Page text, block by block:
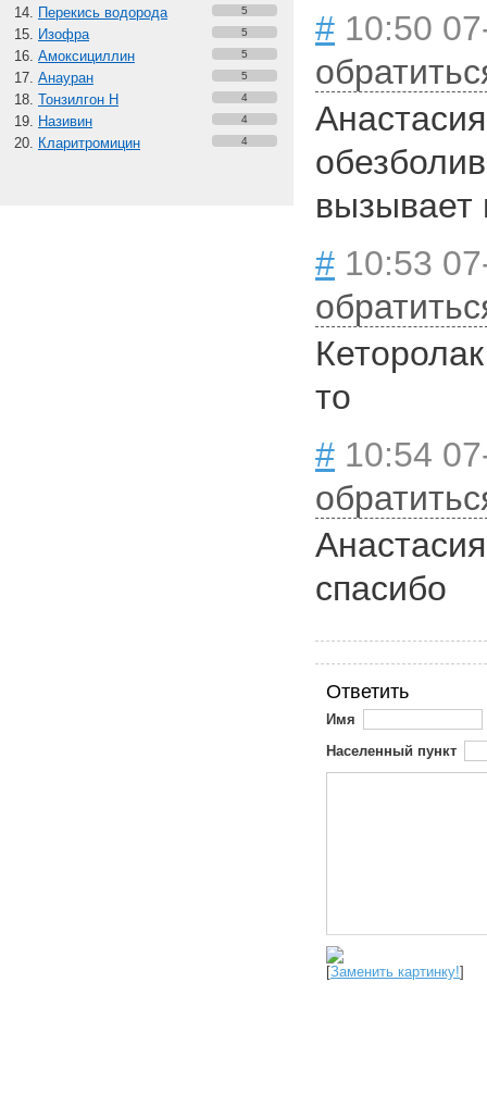
Перекись водорода 5
Изофра 5
Амоксициллин 5
Анауран 5
Тонзилгон Н 4
Називин 4
Кларитромицин 4
# 10:50
вызывает
# 10:53
то
# 10:54
спасибо
Ответить
Имя
Населенный пункт
[Заменить картинку!]